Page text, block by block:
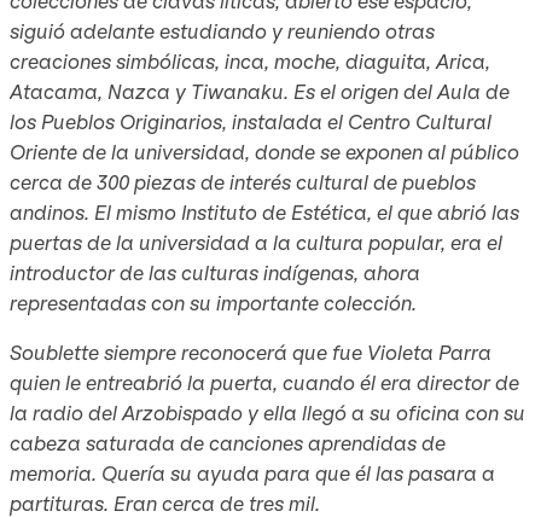
siguió adelante estudiando y reuniendo otras
creaciones simbólicas, inca, moche, diaguita, Arica,
Atacama, Nazca y Tiwanaku. Es el origen del Aula de
los Pueblos Originarios, instalada el Centro Cultural
Oriente de la universidad, donde se exponen al público
cerca de 300 piezas de interés cultural de pueblos
andinos. El mismo Instituto de Estética, el que abrió las
puertas de la universidad a la cultura popular, era el
introductor de las culturas indígenas, ahora
representadas con su importante colección.
Soublette siempre reconocerá que fue Violeta Parra
quien le entreabrió la puerta, cuando él era director de
la radio del Arzobispado y ella llegó a su oficina con su
cabeza saturada de canciones aprendidas de
memoria. Quería su ayuda para que él las pasara a
partituras. Eran cerca de tres mil.